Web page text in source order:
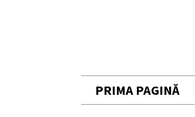
PRIMA PAGINĂ